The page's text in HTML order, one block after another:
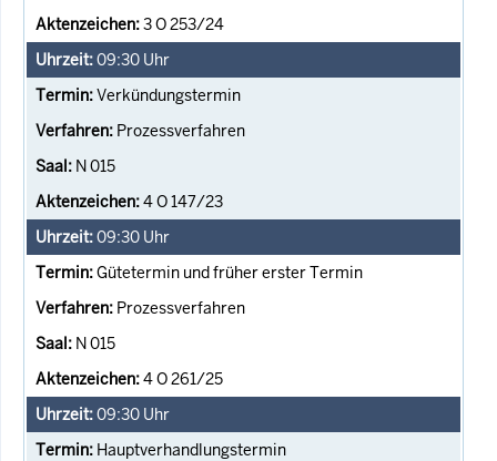
3 O 253/24
09:30 Uhr
Verkündungstermin
Prozessverfahren
N 015
4 O 147/23
09:30 Uhr
Gütetermin und früher erster Termin
Prozessverfahren
N 015
4 O 261/25
09:30 Uhr
Hauptverhandlungstermin